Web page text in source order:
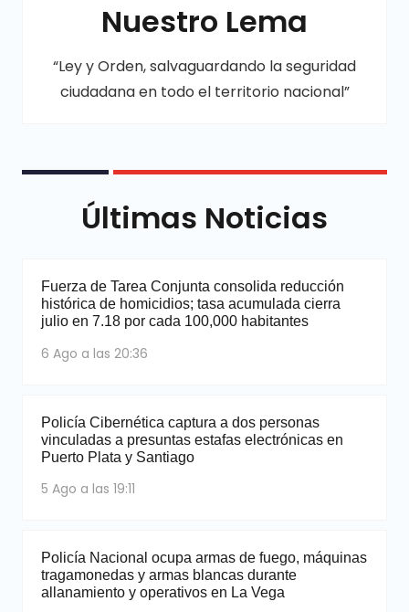
Nuestro Lema
“Ley y Orden, salvaguardando la seguridad
ciudadana en todo el territorio nacional”
Últimas Noticias
Fuerza de Tarea Conjunta consolida reducción
histórica de homicidios; tasa acumulada cierra
julio en 7.18 por cada 100,000 habitantes
6 Ago a las 20:36
Policía Cibernética captura a dos personas
vinculadas a presuntas estafas electrónicas en
Puerto Plata y Santiago
5 Ago a las 19:11
Policía Nacional ocupa armas de fuego, máquinas
tragamonedas y armas blancas durante
allanamiento y operativos en La Vega